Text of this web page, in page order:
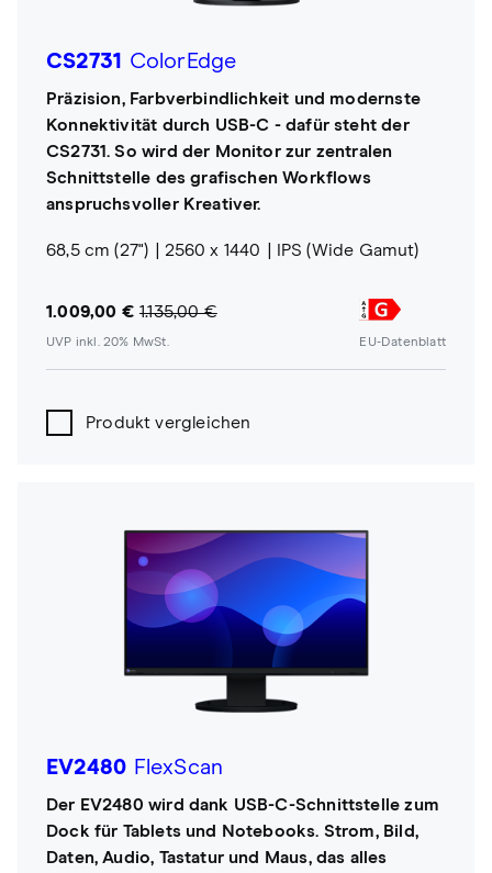
CS2731 ColorEdge
Präzision, Farbverbindlichkeit und modernste
Konnektivität durch USB-C - dafür steht der
CS2731. So wird der Monitor zur zentralen
Schnittstelle des grafischen Workflows
anspruchsvoller Kreativer.
68,5 cm (27") 2560 x 1440 IPS (Wide Gamut)
1.009,00 € 1.135,00 €
UVP inkl. 20% MwSt. EU-Datenblatt
Produkt vergleichen
EV2480 FlexScan
Der EV2480 wird dank USB-C-Schnittstelle zum
Dock für Tablets und Notebooks. Strom, Bild,
Daten, Audio, Tastatur und Maus, das alles